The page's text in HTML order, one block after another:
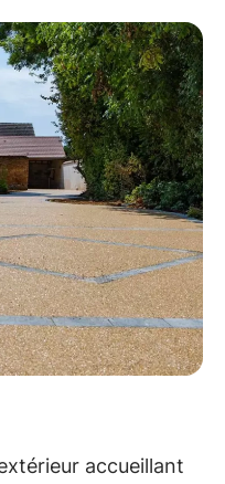
accueillant